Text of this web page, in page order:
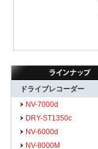
ドライブレコーダー
NV-7000d
DRY-ST1350c
NV-6000d
NV-8000M